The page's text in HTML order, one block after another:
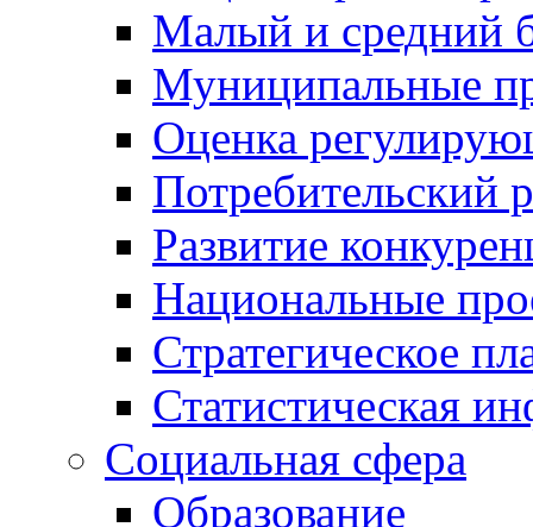
Малый и средний
Муниципальные
Оценка
Потребительский
Развитие
Национальные
Стратегическое
Статистическая
Социальная сфера
Образование